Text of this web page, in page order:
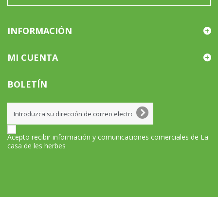
INFORMACIÓN
MI CUENTA
BOLETÍN
Acepto recibir información y comunicaciones comerciales de La
casa de les herbes